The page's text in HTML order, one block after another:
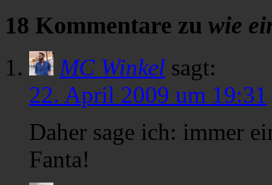
18 Kommentare zu wie
MC Winkel sagt:
22. April 2009 um 19:31
Daher sage ich: immer
Fanta!